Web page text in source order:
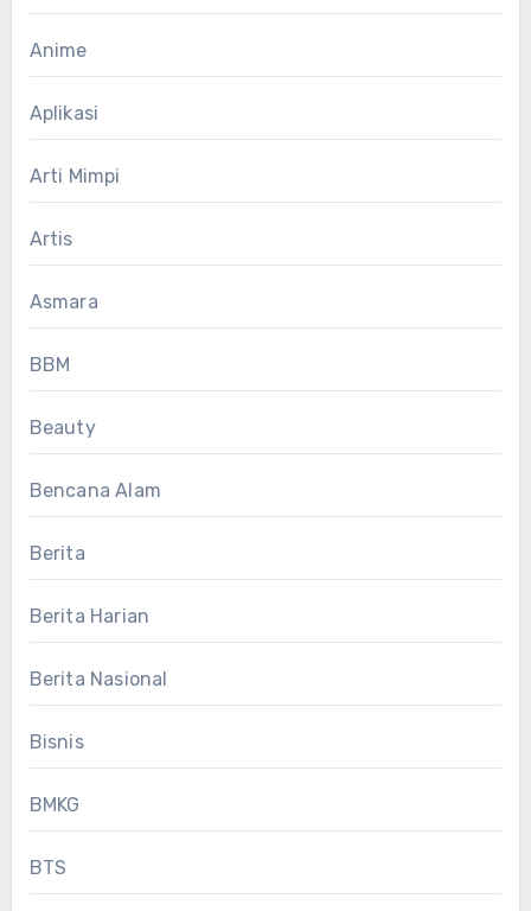
Anime
Aplikasi
Arti Mimpi
Artis
Asmara
BBM
Beauty
Bencana Alam
Berita
Berita Harian
Berita Nasional
Bisnis
BMKG
BTS